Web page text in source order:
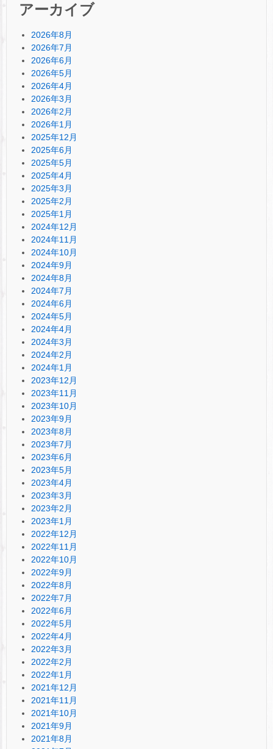
アーカイブ
2026年8月
2026年7月
2026年6月
2026年5月
2026年4月
2026年3月
2026年2月
2026年1月
2025年12月
2025年6月
2025年5月
2025年4月
2025年3月
2025年2月
2025年1月
2024年12月
2024年11月
2024年10月
2024年9月
2024年8月
2024年7月
2024年6月
2024年5月
2024年4月
2024年3月
2024年2月
2024年1月
2023年12月
2023年11月
2023年10月
2023年9月
2023年8月
2023年7月
2023年6月
2023年5月
2023年4月
2023年3月
2023年2月
2023年1月
2022年12月
2022年11月
2022年10月
2022年9月
2022年8月
2022年7月
2022年6月
2022年5月
2022年4月
2022年3月
2022年2月
2022年1月
2021年12月
2021年11月
2021年10月
2021年9月
2021年8月